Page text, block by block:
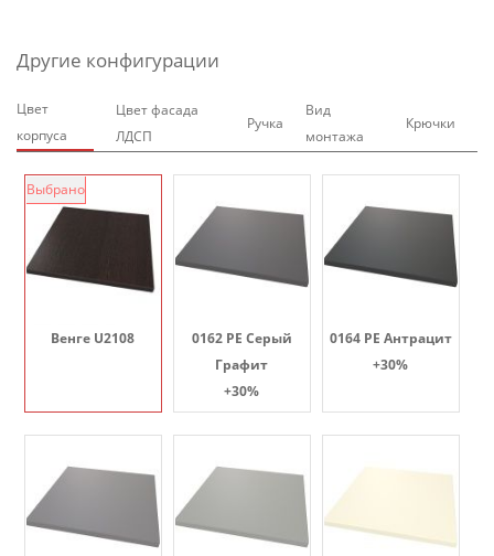
Другие конфигурации
Цвет
корпуса
Цвет фасада
ЛДСП
Ручка
Вид
монтажа
Крючки
Венге U2108
Выбрано
0162 PE Серый
Графит
+30%
0164 PE Антрацит
+30%